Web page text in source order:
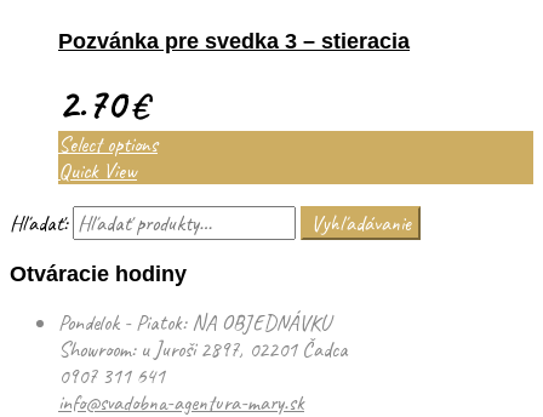
Pozvánka pre svedka 3 – stieracia
2.70€
Select options
Quick View
Hľadať:
Vyhľadávanie
Otváracie hodiny
Pondelok - Piatok: NA OBJEDNÁVKU
Showroom: u Juroši 2897, 02201 Čadca
0907 311 641
info@svadobna-agentura-mary.sk